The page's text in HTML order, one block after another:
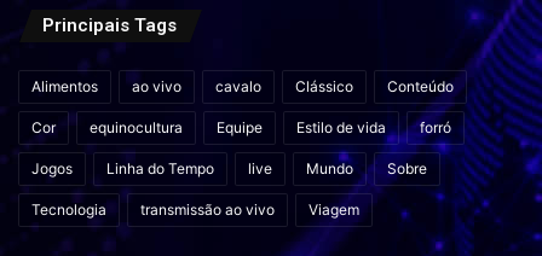
Principais Tags
Alimentos ao vivo cavalo Clássico Conteúdo
Cor equinocultura Equipe Estilo de vida forró
Jogos Linha do Tempo live Mundo Sobre
Tecnologia transmissão ao vivo Viagem